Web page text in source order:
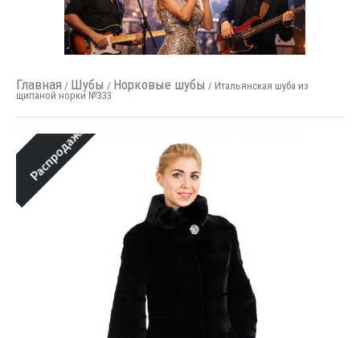
Главная / Шубы / Норковые шубы / Итальянская шуба из
щипаной норки №333
Распродажа!